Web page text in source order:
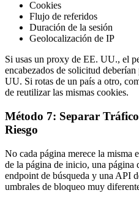
Cookies
Flujo de referidos
Duración de la sesión
Geolocalización de IP
Si usas un proxy de EE. UU., el
encabezados de solicitud
UU. Si rotas de un país a otro,
de reutilizar las mismas cookies.
Método 7: Separar
Riesgo
No cada página merece la misma
de la página de inicio, una página
endpoint de búsqueda y una API
umbrales de bloqueo muy